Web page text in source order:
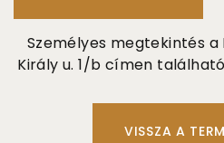
Személyes megtekintés a
Király u. 1/b címen
VISSZA A